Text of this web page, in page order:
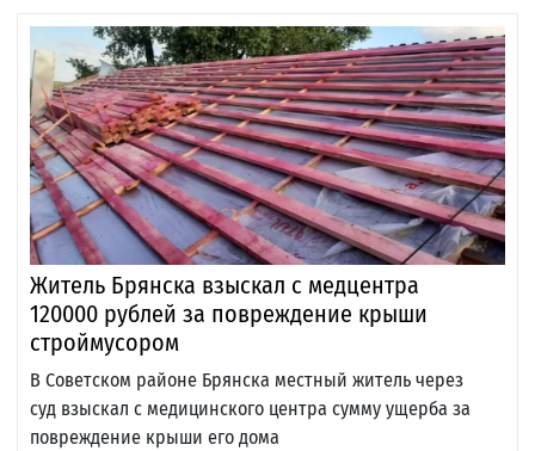
Житель Брянска взыскал с медцентра
120000 рублей за повреждение крыши
строймусором
В Советском районе Брянска местный житель через
суд взыскал с медицинского центра сумму ущерба за
повреждение крыши его дома